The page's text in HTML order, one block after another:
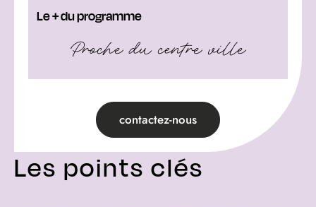
Le + du programme
Proche du centre ville
contactez-nous
Les points clés